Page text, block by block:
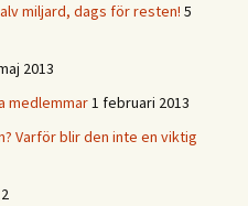
miljard, dags för resten! 5
2013
medlemmar1 februari 2013
Varför blir den inte en viktig